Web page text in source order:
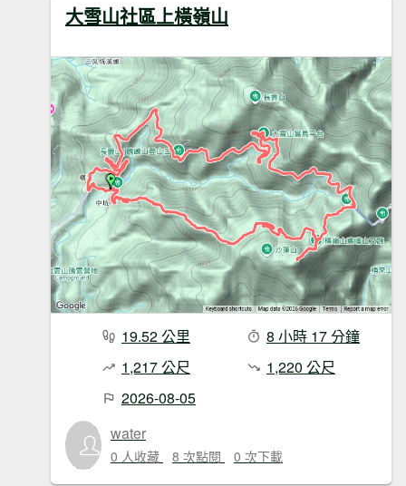
大雪山社區上橫嶺山
19.52 公里
8 小時 17 分鐘
1,217 公尺
1,220 公尺
2026-08-05
water
0 人收藏 8 次點閱 0 次下載